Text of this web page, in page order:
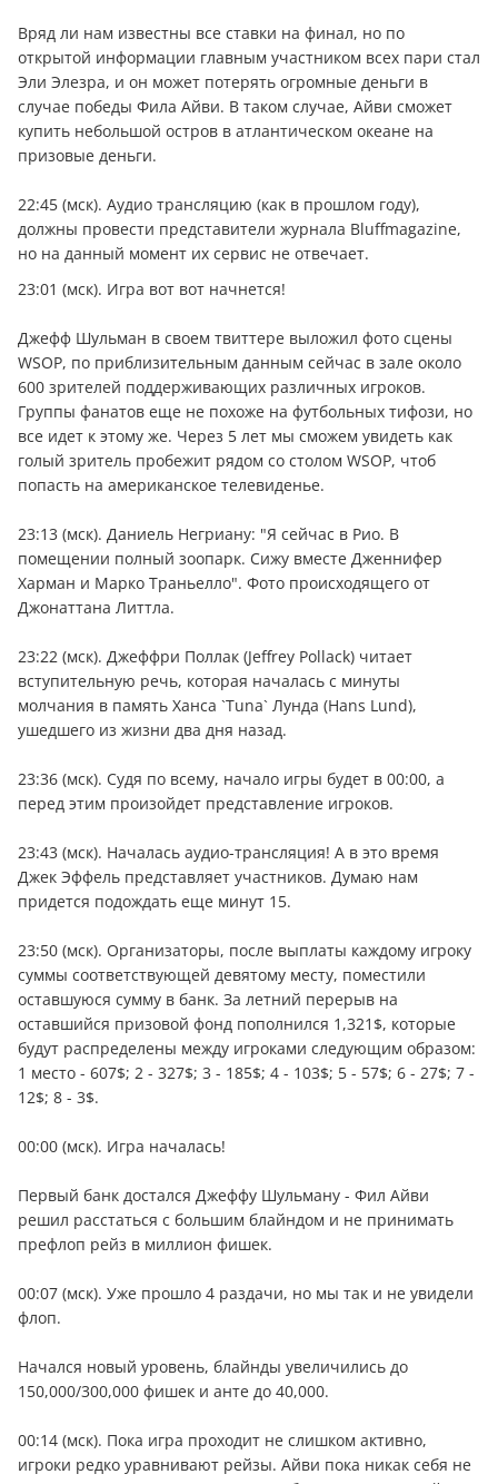
Вряд ли нам известны все ставки на финал, но по
открытой информации главным участником всех пари стал
Эли Элезра, и он может потерять огромные дeньги в
случае победы Фила Айви. В таком случае, Айви сможет
купить небольшой остров в атлантическом океане на
призовые дeньги.
22:45 (мск). Аудио трансляцию (как в прошлом году),
должны провести представители журнала Bluffmagazine,
но на данный момент их сервис не отвечает.
23:01 (мск). Игра вот вот начнется!
Джефф Шульман в своем твиттере выложил фото сцены
WSOP, по приблизительным данным сейчас в зале около
600 зрителей поддерживающих различных игроков.
Группы фанатов еще не похоже на футбольных тифози, но
все идет к этому же. Через 5 лет мы сможем увидеть как
голый зритель пробежит рядом со столом WSOP, чтоб
попасть на американское телевиденье.
23:13 (мск). Даниель Негриану: "Я сейчас в Рио. В
помещении полный зоопарк. Сижу вместе Дженнифер
Харман и Марко Траньелло". Фото происходящего от
Джонаттана Литтла.
23:22 (мск). Джеффри Поллак (Jeffrey Pollack) читает
вступительную речь, которая началась с минуты
молчания в память Ханса `Tuna` Лунда (Hans Lund),
ушедшего из жизни два дня назад.
23:36 (мск). Судя по всему, начало игры будет в 00:00, а
перед этим произойдет представление игроков.
23:43 (мск). Началась аудио-трансляция! А в это время
Джек Эффель представляет участников. Думаю нам
придется подождать еще минут 15.
23:50 (мск). Организаторы, после выплаты каждому игроку
суммы соответствующей девятому месту, поместили
оставшуюся сумму в банк. За летний перерыв на
оставшийся призовой фонд пополнился 1,321$, которые
будут распределены между игроками следующим образом:
1 место - 607$; 2 - 327$; 3 - 185$; 4 - 103$; 5 - 57$; 6 - 27$; 7 -
12$; 8 - 3$.
00:00 (мск). Игра началась!
Первый банк достался Джеффу Шульману - Фил Айви
решил расстаться с большим блайндом и не принимать
префлоп рейз в миллион фишек.
00:07 (мск). Уже прошло 4 раздачи, но мы так и не увидели
флоп.
Начался новый уровень, блайнды увеличились до
150,000/300,000 фишек и анте до 40,000.
00:14 (мск). Пока игра проходит не слишком активно,
игроки редко уравнивают рейзы. Айви пока никак себя не